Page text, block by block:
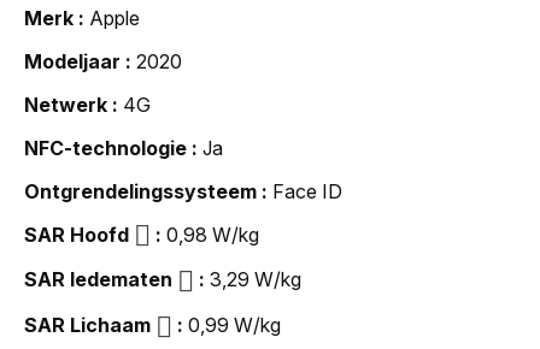
Merk
Apple
Modeljaar
2020
Netwerk
4G
NFC-technologie
Ja
Ontgrendelingssysteem
Face ID
SAR Hoofd
0,98 W/kg
SAR ledematen
3,29 W/kg
SAR Lichaam
0,99 W/kg